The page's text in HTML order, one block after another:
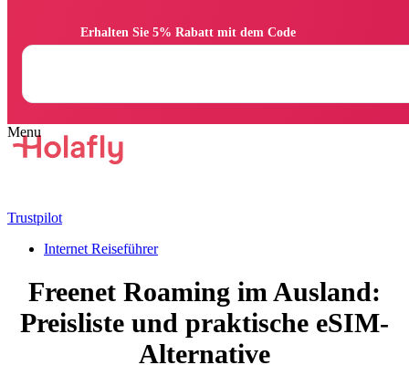
Trustpilot
Internet Reiseführer
Freenet Roaming im Ausland:
Preisliste und praktische eSIM-
Alternative